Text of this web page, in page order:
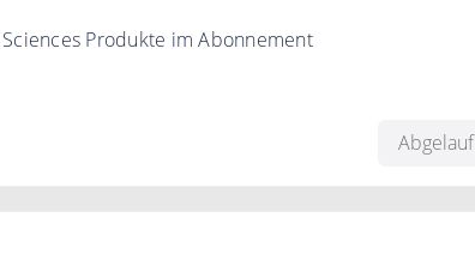
Produkte im Abonnement